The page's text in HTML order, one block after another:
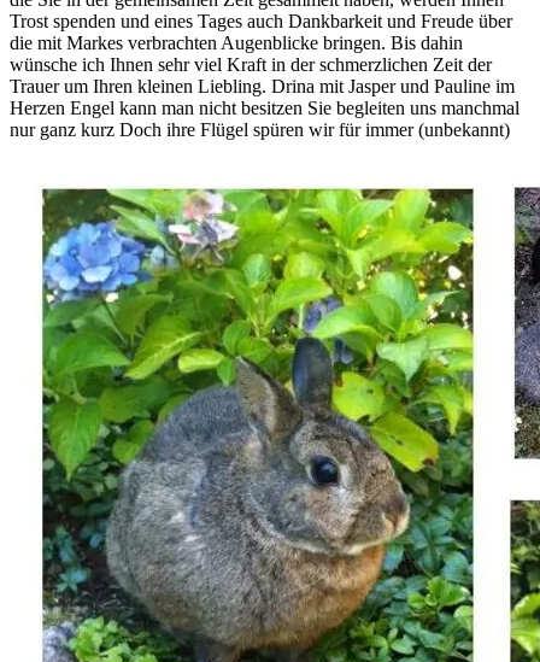
Trost spenden und eines Tages auch Dankbarkeit und Freude über
die mit Markes verbrachten Augenblicke bringen. Bis dahin
wünsche ich Ihnen sehr viel Kraft in der schmerzlichen Zeit der
Trauer um Ihren kleinen Liebling. Drina mit Jasper und Pauline im
Herzen Engel kann man nicht besitzen Sie begleiten uns manchmal
nur ganz kurz Doch ihre Flügel spüren wir für immer (unbekannt)